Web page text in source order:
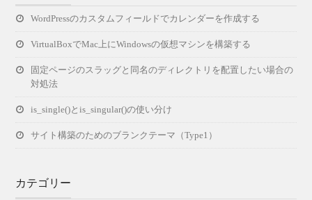
WordPressのカスタムフィールドでカレンダーを作成する
VirtualBoxでMac上にWindowsの仮想マシンを構築する
固定ページのスラッグと同名のディレクトリを配置したい場合の
対処法
is_single()とis_singular()の使い分け
サイト構築のためのブランクテーマ（Type1）
カテゴリー